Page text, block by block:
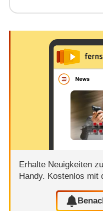
Erhalte Neuigkeiten zu
Handy. Kostenlos mit